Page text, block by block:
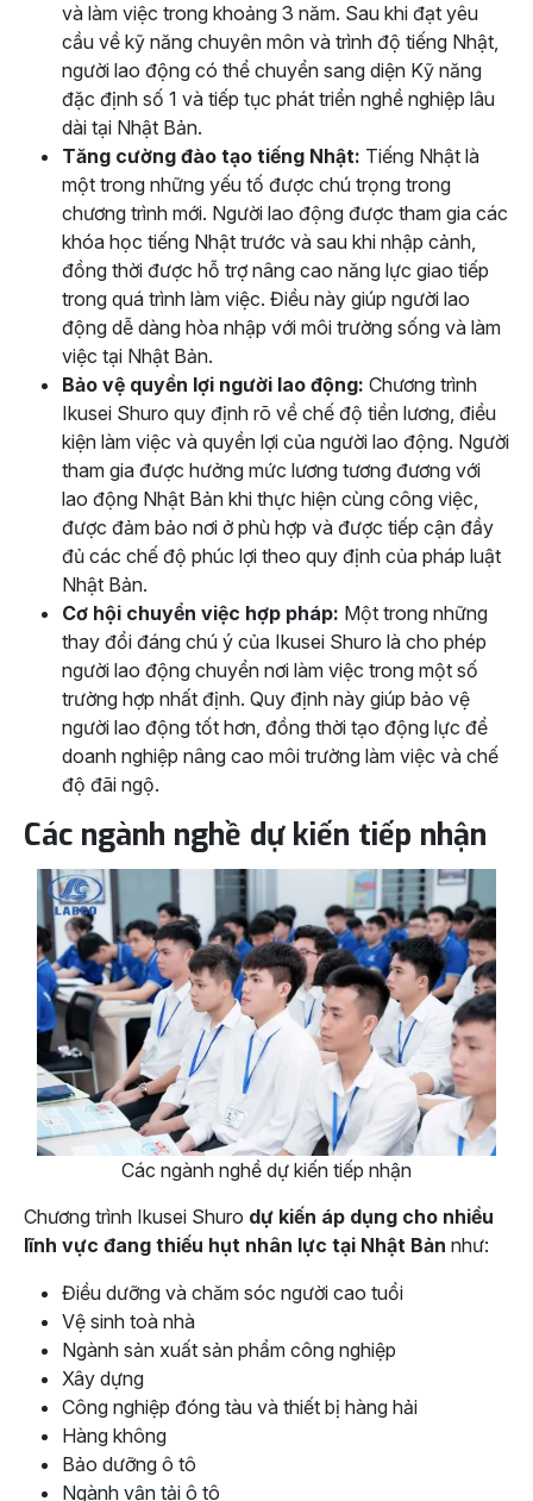
và làm việc trong khoảng 3 năm. Sau khi đạt yêu
cầu về kỹ năng chuyên môn và trình độ tiếng Nhật,
người lao động có thể chuyển sang diện Kỹ năng
đặc định số 1 và tiếp tục phát triển nghề nghiệp lâu
dài tại Nhật Bản.
Tăng cường đào tạo tiếng Nhật: Tiếng Nhật là
một trong những yếu tố được chú trọng trong
chương trình mới. Người lao động được tham gia các
khóa học tiếng Nhật trước và sau khi nhập cảnh,
đồng thời được hỗ trợ nâng cao năng lực giao tiếp
trong quá trình làm việc. Điều này giúp người lao
động dễ dàng hòa nhập với môi trường sống và làm
việc tại Nhật Bản.
Bảo vệ quyền lợi người lao động: Chương trình
Ikusei Shuro quy định rõ về chế độ tiền lương, điều
kiện làm việc và quyền lợi của người lao động. Người
tham gia được hưởng mức lương tương đương với
lao động Nhật Bản khi thực hiện cùng công việc,
được đảm bảo nơi ở phù hợp và được tiếp cận đầy
đủ các chế độ phúc lợi theo quy định của pháp luật
Nhật Bản.
Cơ hội chuyển việc hợp pháp: Một trong những
thay đổi đáng chú ý của Ikusei Shuro là cho phép
người lao động chuyển nơi làm việc trong một số
trường hợp nhất định. Quy định này giúp bảo vệ
người lao động tốt hơn, đồng thời tạo động lực để
doanh nghiệp nâng cao môi trường làm việc và chế
độ đãi ngộ.
Các ngành nghề dự kiến tiếp nhận
Các ngành nghề dự kiến tiếp nhận
Chương trình Ikusei Shuro dự kiến áp dụng cho nhiều
lĩnh vực đang thiếu hụt nhân lực tại Nhật Bản như:
Điều dưỡng và chăm sóc người cao tuổi
Vệ sinh toà nhà
Ngành sản xuất sản phẩm công nghiệp
Xây dựng
Công nghiệp đóng tàu và thiết bị hàng hải
Hàng không
Bảo dưỡng ô tô
Ngành vận tải ô tô